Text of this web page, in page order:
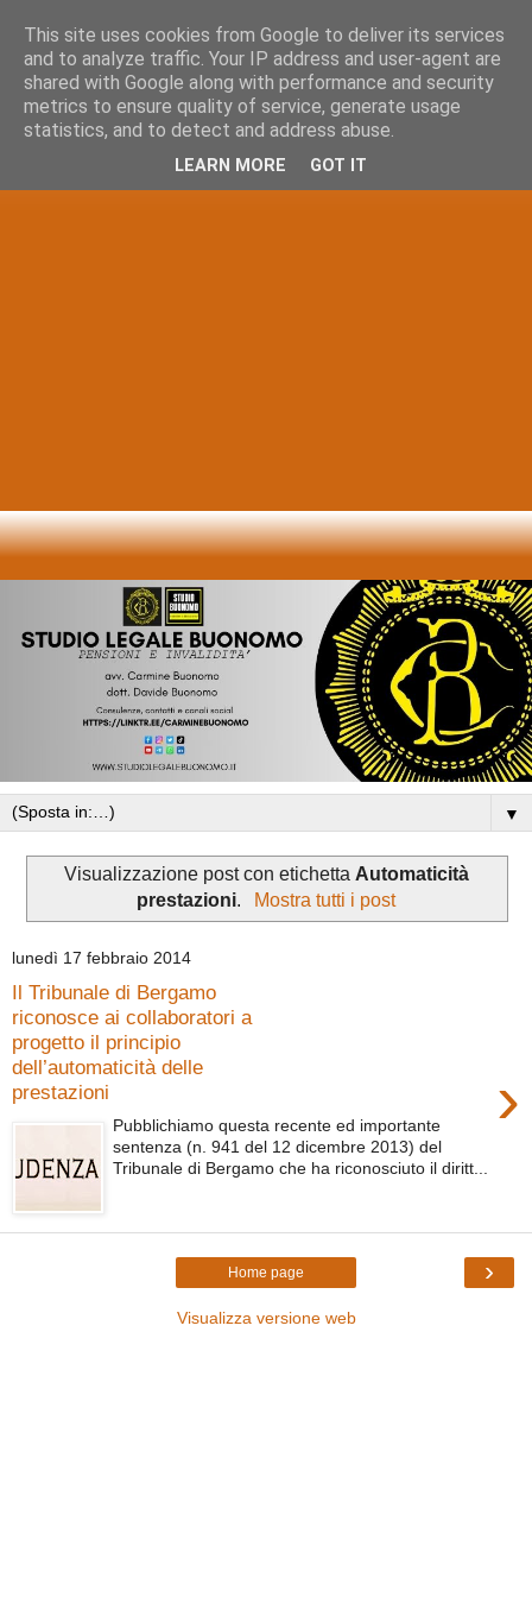
▼
Visualizzazione post con etichetta Automaticità
prestazioni. Mostra tutti i post
lunedì 17 febbraio 2014
Il Tribunale di Bergamo
riconosce ai collaboratori a
progetto il principio
dell’automaticità delle
prestazioni
›
Pubblichiamo questa recente ed importante
sentenza (n. 941 del 12 dicembre 2013) del
Tribunale di Bergamo che ha riconosciuto il diritt...
›
Home page
Visualizza versione web
This site uses cookies from Google to deliver its services
and to analyze traffic. Your IP address and user-agent are
shared with Google along with performance and security
metrics to ensure quality of service, generate usage
statistics, and to detect and address abuse.
LEARN MORE GOT IT